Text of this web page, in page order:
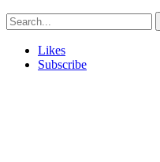
Likes
Subscribe